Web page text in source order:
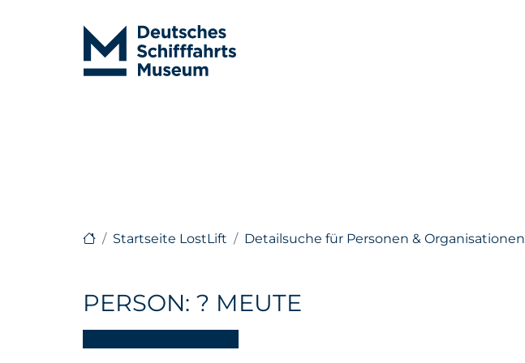
Startseite LostLift Detailsuche für Personen & Organisationen
PERSON: ? MEUTE